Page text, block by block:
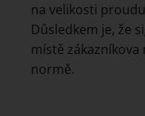
na velikosti
Důsledkem je, že
místě
normě.